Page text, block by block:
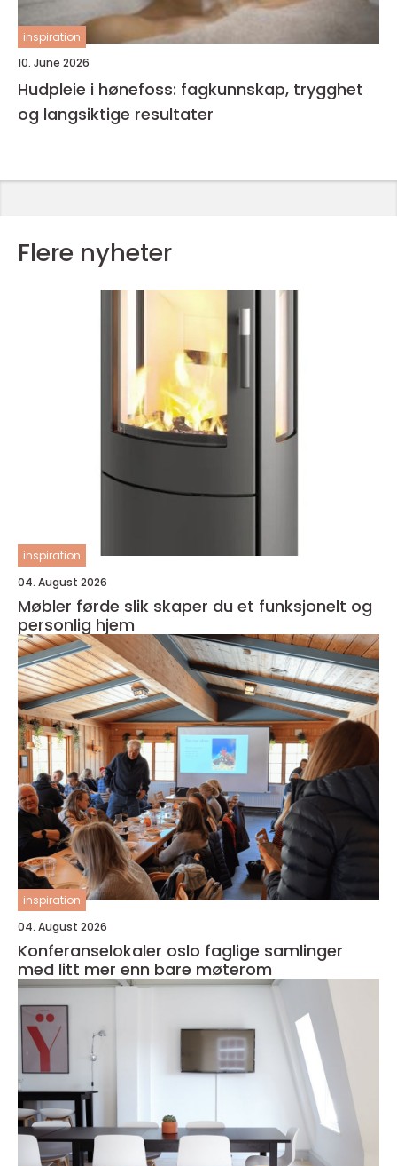
inspiration
10. June 2026
Hudpleie i hønefoss: fagkunnskap, trygghet
og langsiktige resultater
Flere nyheter
inspiration
04. August 2026
Møbler førde slik skaper du et funksjonelt og
personlig hjem
inspiration
04. August 2026
Konferanselokaler oslo faglige samlinger
med litt mer enn bare møterom